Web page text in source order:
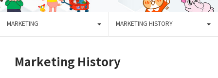
MARKETING MARKETING HISTORY
Marketing History